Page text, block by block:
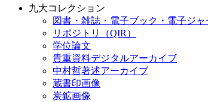
九大コレクション
図書・雑誌・電子ブック・電子ジャ
リポジトリ（QIR）
学位論文
貴重資料デジタルアーカイブ
中村哲著述アーカイブ
蔵書印画像
炭鉱画像